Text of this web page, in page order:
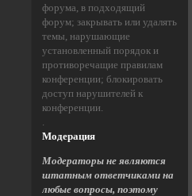
форума, в подходящий
форум; закрывать или удалять
темы, нарушающие
установленный порядок и
противоречащие правилам
конференции; блокировать
доступ нарушителей к
конференции.
.
Модерация
Модераторы не являются
штатным ответчиками на
любые вопросы, поэтому